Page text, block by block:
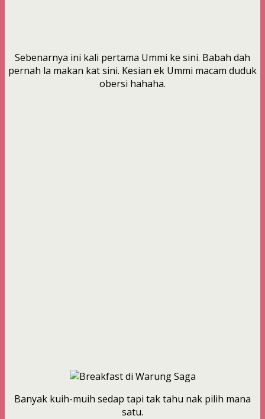
Sebenarnya ini kali pertama Ummi ke sini. Babah dah
pernah la makan kat sini. Kesian ek Ummi macam duduk
obersi hahaha.
Banyak kuih-muih sedap tapi tak tahu nak pilih mana
satu.